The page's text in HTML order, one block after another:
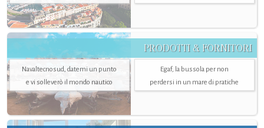
PRODOTTI & FORNITORI
Navaltecnosud, datemi un punto
e vi solleverò il mondo nautico
Egaf, la bussola per non
perdersi in un mare di pratiche